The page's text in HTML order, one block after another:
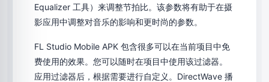
Equalizer 工具）来调整节拍比。该参数将有助于在摄
影应用中调整对音乐的影响和更时尚的参数。
FL Studio Mobile APK 包含很多可以在当前项目中免
费使用的效果。您可以随时在项目中使用该过滤器。
应用过滤器后，根据需要进行自定义。DirectWave 播